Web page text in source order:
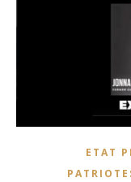
ETAT